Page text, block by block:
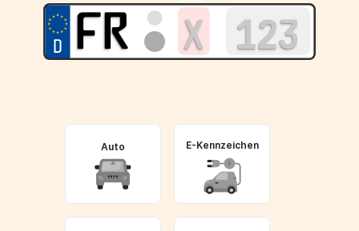
Auto E-Kennzeichen